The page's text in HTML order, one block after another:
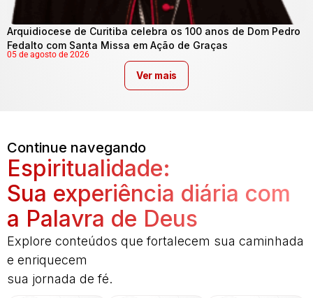
Arquidiocese de Curitiba celebra os 100 anos de Dom Pedro
Fedalto com Santa Missa em Ação de Graças
05 de agosto de 2026
Ver mais
Continue navegando
Espiritualidade:
Sua experiência diária com
a Palavra de Deus
Explore conteúdos que fortalecem sua caminhada
e enriquecem
sua jornada de fé.